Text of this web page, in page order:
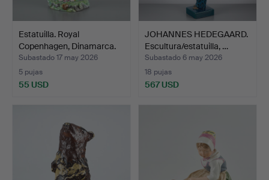
Estatuilla. Royal
Copenhagen, Dinamarca.
F…
Subastado 17 may 2026
5 pujas
55 USD
JOHANNES HEDEGAARD.
Escultura/estatuilla, …
Subastado 6 may 2026
18 pujas
567 USD